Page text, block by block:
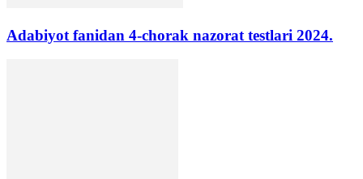
Adabiyot fanidan 4-chorak nazorat testlari 2024.